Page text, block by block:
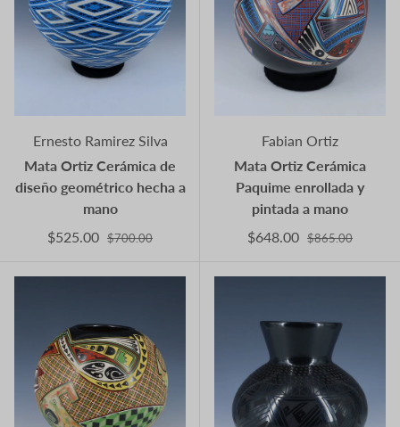
Ernesto Ramirez Silva
Mata Ortiz Cerámica de
diseño geométrico hecha a
mano
$525.00 $700.00
Fabian Ortiz
Mata Ortiz Cerámica
Paquime enrollada y
pintada a mano
$648.00 $865.00